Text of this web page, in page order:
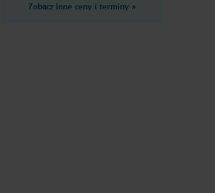
Zobacz inne ceny i terminy »